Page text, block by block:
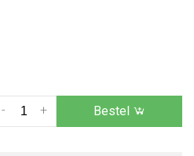
+
- Bestel